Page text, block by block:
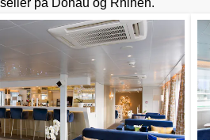
på Donau og Rhinen.